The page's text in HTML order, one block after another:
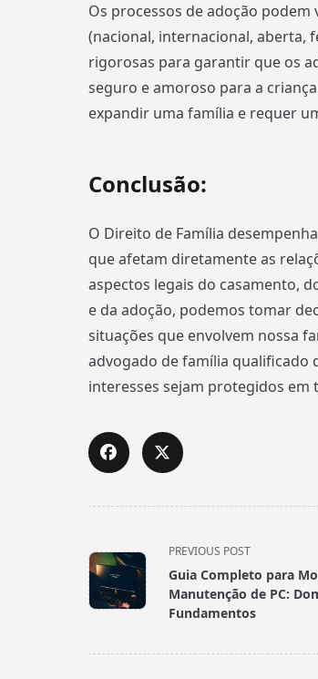
Os processos de adoção
(nacional, internacional, aberta,
rigorosas para garantir que os
seguro e amoroso para a
expandir uma família e requer
Conclusão:
O Direito de Família
que afetam diretamente as
aspectos legais do casamento,
e da adoção, podemos tomar
situações que envolvem nossa
advogado de família qualificado
interesses sejam protegidos em
class="nav-
subtitle
screen-
PREVIOUS POST
Guia Completo para
Manutenção de PC:
Fundamentos